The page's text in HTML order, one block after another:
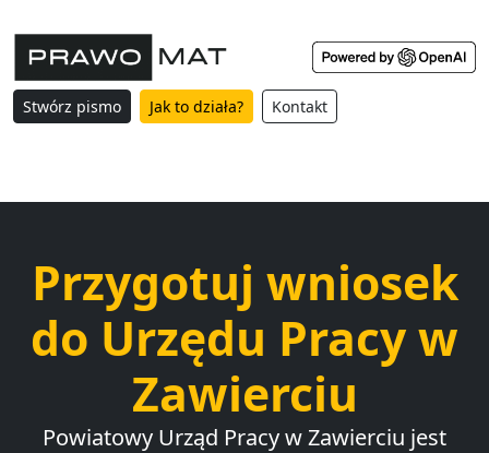
Stwórz pismo Jak to działa? Kontakt
Przygotuj wniosek
do Urzędu Pracy w
Zawierciu
Powiatowy Urząd Pracy w Zawierciu jest